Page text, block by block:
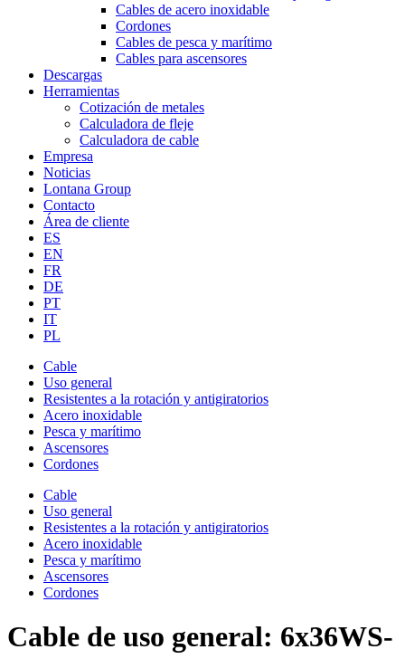
Cables de acero inoxidable
Cordones
Cables de pesca y marítimo
Cables para ascensores
Descargas
Herramientas
Cotización de metales
Calculadora de fleje
Calculadora de cable
Empresa
Noticias
Lontana Group
Contacto
Área de cliente
ES
EN
FR
DE
PT
IT
PL
Cable
Uso general
Resistentes a la rotación y antigiratorios
Acero inoxidable
Pesca y marítimo
Ascensores
Cordones
Cable
Uso general
Resistentes a la rotación y antigiratorios
Acero inoxidable
Pesca y marítimo
Ascensores
Cordones
Cable de uso general: 6x36WS-